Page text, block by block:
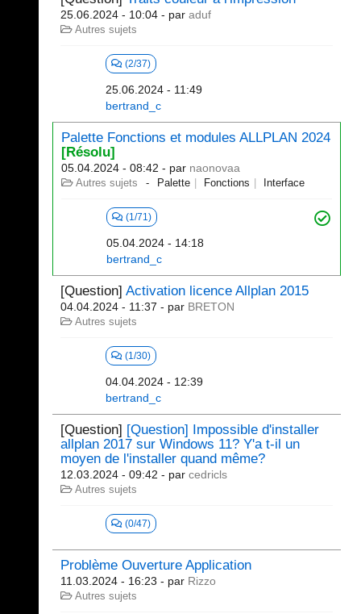
25.06.2024 - 10:04 - par aduf
Autres sujets
(2/37)
25.06.2024 - 11:49
bertrand_c
Palette Fonctions et modules ALLPLAN 2024
[Résolu]
05.04.2024 - 08:42 - par naonovaa
Autres sujets Palette Fonctions Interface
(1/71)
05.04.2024 - 14:18
bertrand_c
[Question] Activation licence Allplan 2015
04.04.2024 - 11:37 - par BRETON
Autres sujets
(1/30)
04.04.2024 - 12:39
bertrand_c
[Question] [Question] Impossible d'installer
allplan 2017 sur Windows 11? Y'a t-il un
moyen de l'installer quand même?
12.03.2024 - 09:42 - par cedricls
Autres sujets
(0/47)
Problème Ouverture Application
11.03.2024 - 16:23 - par Rizzo
Autres sujets